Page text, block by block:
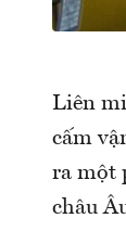
Liên
cấm
ra một
châu